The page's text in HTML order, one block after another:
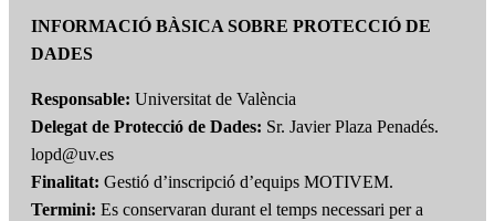
INFORMACIÓ BÀSICA SOBRE PROTECCIÓ DE
DADES
Responsable: Universitat de València
Delegat de Protecció de Dades: Sr. Javier Plaza Penadés.
lopd@uv.es
Finalitat: Gestió d’inscripció d’equips MOTIVEM.
Termini: Es conservaran durant el temps necessari per a